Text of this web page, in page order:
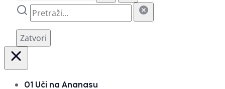
Zatvori
01 Uči na Ananasu